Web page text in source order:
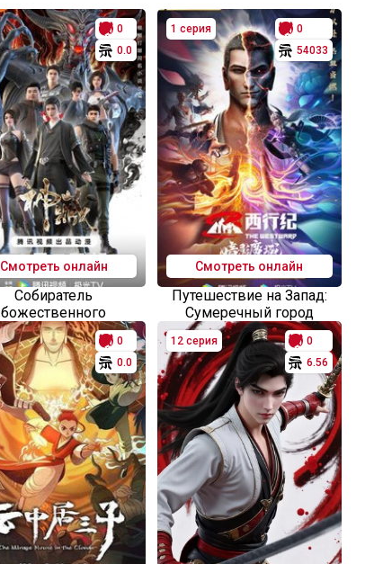
0
0.0
Смотреть онлайн
Собиратель
божественного
1 серия
0
54033
Смотреть онлайн
Путешествие на Запад:
Сумеречный город
0
0.0
12 серия
0
6.56